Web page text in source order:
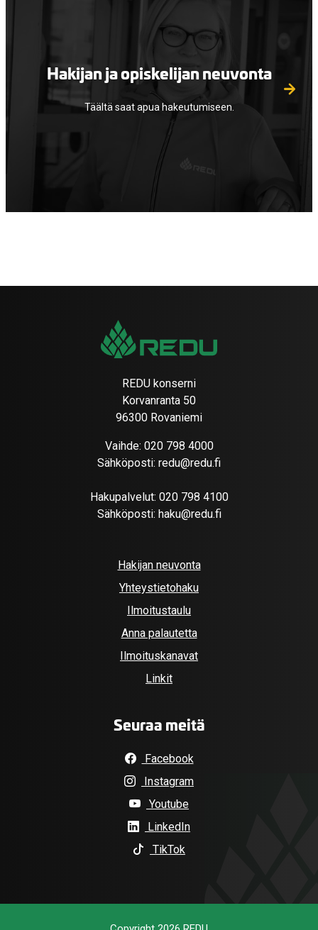
Hakijan ja opiskelijan neuvonta
Täältä saat apua hakeutumiseen.
REDU konserni
Korvanranta 50
96300 Rovaniemi
Vaihde: 020 798 4000
Sähköposti: redu@redu.fi
Hakupalvelut: 020 798 4100
Sähköposti: haku@redu.fi
Hakijan neuvonta
Yhteystietohaku
Ilmoitustaulu
Anna palautetta
Ilmoituskanavat
Linkit
Seuraa meitä
Facebook
Instagram
Youtube
LinkedIn
TikTok